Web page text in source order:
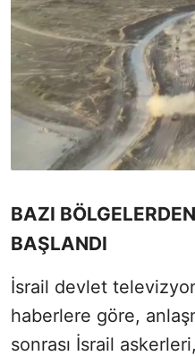
BAZI
BAŞLANDI
İsrail devlet
haberlere göre,
sonrası İsrail